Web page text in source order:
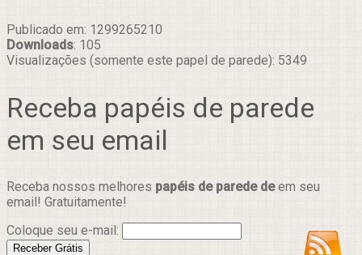
Publicado em: 1299265210
Downloads: 105
Visualizações (somente este papel de parede): 5349
Receba papéis de parede
em seu email
Receba nossos melhores papéis de parede deem seu
email! Gratuitamente!
Coloque seu e-mail: